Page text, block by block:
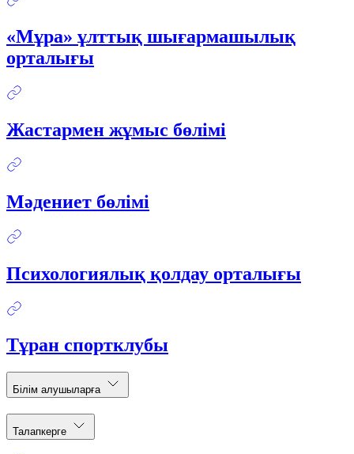
«Мұра» ұлттық шығармашылық
орталығы
Жастармен жұмыс бөлімі
Мәдениет бөлімі
Психологиялық қолдау орталығы
Тұран спортклубы
Білім алушыларға
Талапкерге